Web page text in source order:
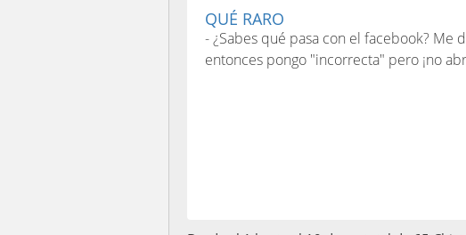
QUÉ RARO
- ¿Sabes qué pasa con el facebook? Me
entonces pongo "incorrecta" pero ¡no